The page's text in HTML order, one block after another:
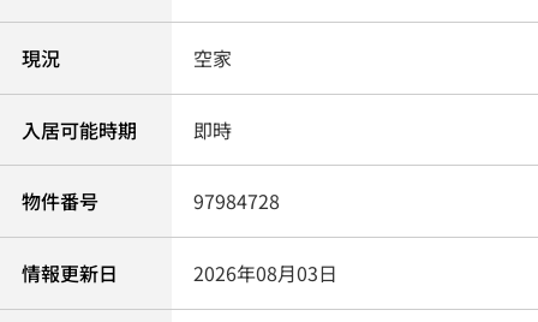
現況 空家
入居可能時期 即時
物件番号 97984728
情報更新日 2026年08月03日